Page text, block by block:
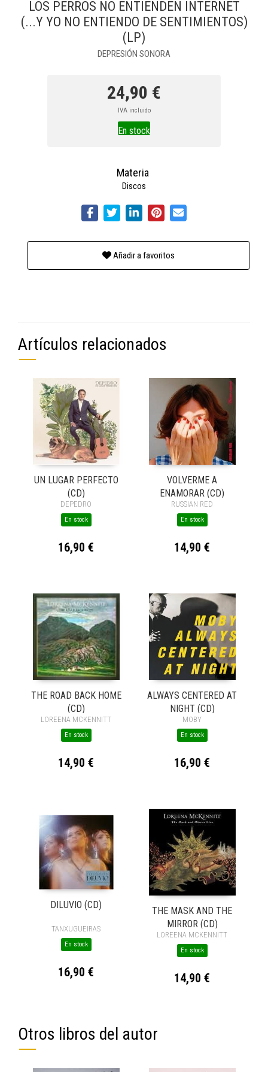
LOS PERROS NO ENTIENDEN INTERNET
(...Y YO NO ENTIENDO DE SENTIMIENTOS)
(LP)
DEPRESIÓN SONORA
24,90 €
IVA incluido
En stock
Materia
Discos
Añadir a favoritos
Artículos relacionados
UN LUGAR PERFECTO
(CD)
DEPEDRO
En stock
16,90 €
VOLVERME A
ENAMORAR (CD)
RUSSIAN RED
En stock
14,90 €
THE ROAD BACK HOME
(CD)
LOREENA MCKENNITT
En stock
14,90 €
ALWAYS CENTERED AT
NIGHT (CD)
MOBY
En stock
16,90 €
DILUVIO (CD)
TANXUGUEIRAS
En stock
16,90 €
THE MASK AND THE
MIRROR (CD)
LOREENA MCKENNITT
En stock
14,90 €
Otros libros del autor